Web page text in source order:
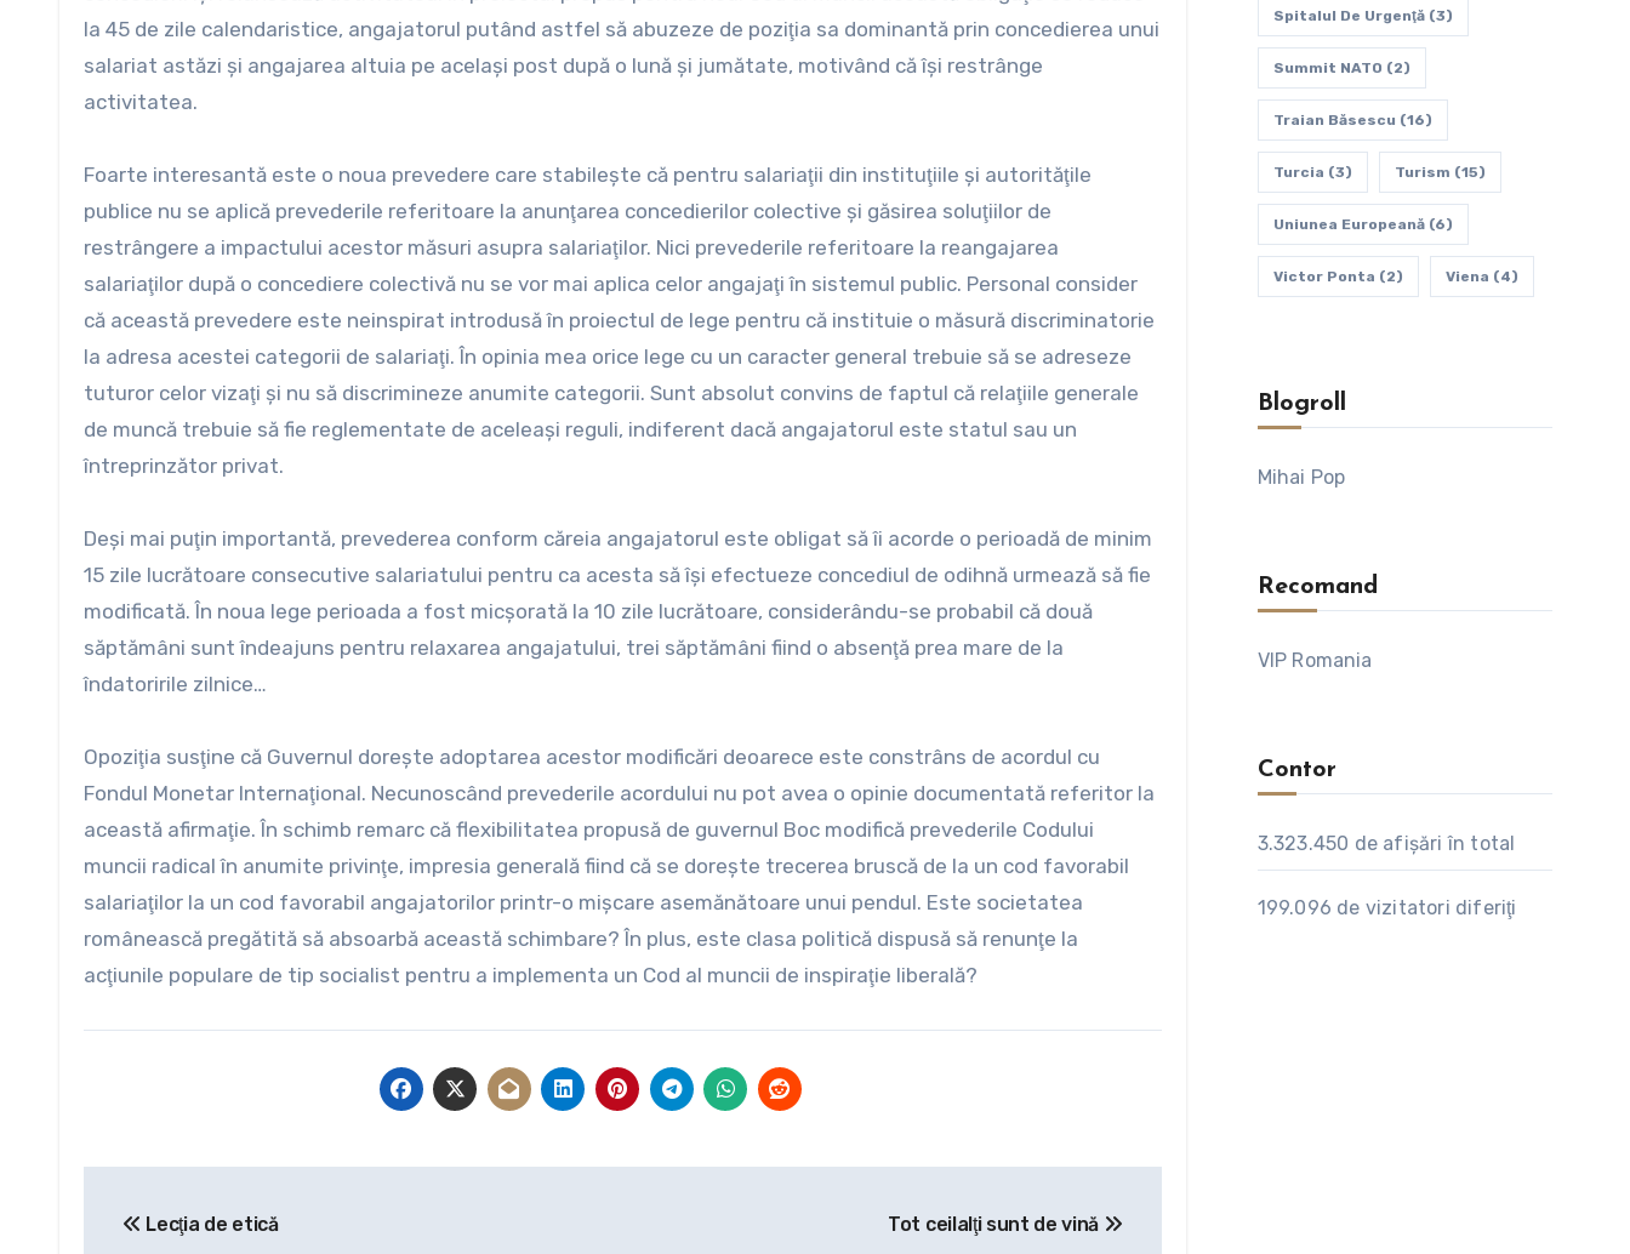
la 45 de zile calendaristice, angajatorul putând astfel să abuzeze de poziţia sa dominantă prin concedierea unui
salariat astăzi şi angajarea altuia pe acelaşi post după o lună şi jumătate, motivând că îşi restrânge
activitatea.
Foarte interesantă este o noua prevedere care stabileşte că pentru salariaţii din instituţiile şi autorităţile
publice nu se aplică prevederile referitoare la anunţarea concedierilor colective şi găsirea soluţiilor de
restrângere a impactului acestor măsuri asupra salariaţilor. Nici prevederile referitoare la reangajarea
salariaţilor după o concediere colectivă nu se vor mai aplica celor angajaţi în sistemul public. Personal consider
că această prevedere este neinspirat introdusă în proiectul de lege pentru că instituie o măsură discriminatorie
la adresa acestei categorii de salariaţi. În opinia mea orice lege cu un caracter general trebuie să se adreseze
tuturor celor vizaţi şi nu să discrimineze anumite categorii. Sunt absolut convins de faptul că relaţiile generale
de muncă trebuie să fie reglementate de aceleaşi reguli, indiferent dacă angajatorul este statul sau un
întreprinzător privat.
Deşi mai puţin importantă, prevederea conform căreia angajatorul este obligat să îi acorde o perioadă de minim
15 zile lucrătoare consecutive salariatului pentru ca acesta să îşi efectueze concediul de odihnă urmează să fie
modificată. În noua lege perioada a fost micşorată la 10 zile lucrătoare, considerându-se probabil că două
săptămâni sunt îndeajuns pentru relaxarea angajatului, trei săptămâni fiind o absenţă prea mare de la
îndatoririle zilnice…
Opoziţia susţine că Guvernul doreşte adoptarea acestor modificări deoarece este constrâns de acordul cu
Fondul Monetar Internaţional. Necunoscând prevederile acordului nu pot avea o opinie documentată referitor la
această afirmaţie. În schimb remarc că flexibilitatea propusă de guvernul Boc modifică prevederile Codului
muncii radical în anumite privinţe, impresia generală fiind că se doreşte trecerea bruscă de la un cod favorabil
salariaţilor la un cod favorabil angajatorilor printr-o mişcare asemănătoare unui pendul. Este societatea
românească pregătită să absoarbă această schimbare? În plus, este clasa politică dispusă să renunţe la
acţiunile populare de tip socialist pentru a implementa un Cod al muncii de inspiraţie liberală?
Lecţia de etică Tot ceilalţi sunt de vină
Spitalul De Urgenţă(3)
Summit NATO (2)
Traian Băsescu (16)
Turcia (3) Turism (15)
Uniunea Europeană(6)
Victor Ponta (2) Viena (4)
Blogroll
Mihai Pop
Recomand
VIP Romania
Contor
3.323.450 de afişări în total
199.096 de vizitatori diferiţi